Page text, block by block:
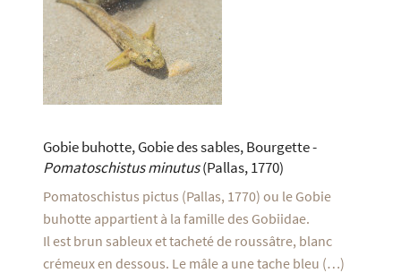
Gobie buhotte, Gobie des sables, Bourgette -
Pomatoschistus minutus(Pallas, 1770)
Pomatoschistus pictus (Pallas, 1770) ou le Gobie
buhotte appartient à la famille des Gobiidae.
Il est brun sableux et tacheté de roussâtre, blanc
crémeux en dessous. Le mâle a une tache bleu (…)